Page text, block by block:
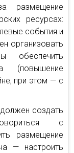
размещение
ресурсах:
события и
организовать
обеспечить
(повышение
при этом — с
создать
с
размещение
— настроить